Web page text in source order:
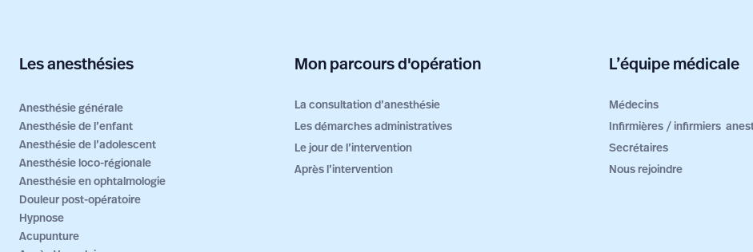
Les anesthésies
Anesthésie générale
Anesthésie de l’enfant
Anesthésie de l’adolescent
Anesthésie loco-régionale
Anesthésie en ophtalmologie
Douleur post-opératoire
Hypnose
Acupunture
Mon parcours d'opération
La consultation d’anesthésie
Les démarches administratives
Le jour de l’intervention
Après l’intervention
L’équipe médicale
Médecins
Infirmières / infirmiers
Secrétaires
Nous rejoindre